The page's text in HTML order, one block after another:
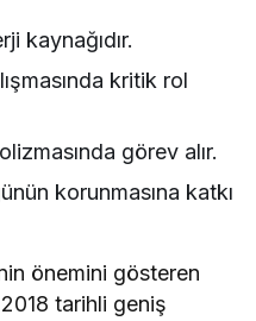
kaynağıdır.
kritik rol
görev alır.
korunmasına katkı
önemini gösteren
tarihli geniş